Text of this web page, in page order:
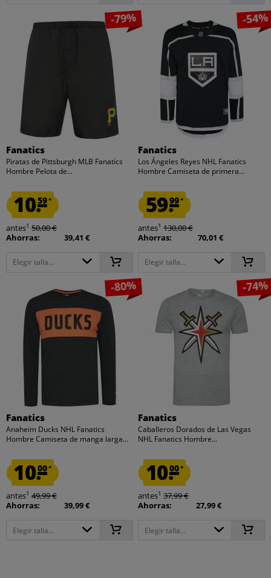
-79%
Fanatics
Piratas de Pittsburgh MLB Fanatics
Hombre Pelota de...
10.59*
antes1 50,00 €
Ahorras:
39,41 €
Elegir talla...
-54%
Fanatics
Los Ángeles Reyes NHL Fanatics
Hombre Camiseta de primera...
59.99*
antes1 130,00 €
Ahorras:
70,01 €
Elegir talla...
-80%
Fanatics
Anaheim Ducks NHL Fanatics
Hombre Camiseta de manga larga...
10.00*
antes1 49,99 €
Ahorras:
39,99 €
Elegir talla...
-74%
Fanatics
Caballeros Dorados de Las Vegas
NHL Fanatics Hombre...
10.00*
antes1 37,99 €
Ahorras:
27,99 €
Elegir talla...